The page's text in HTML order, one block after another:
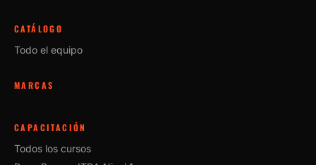
CATÁLOGO
Todo el equipo
MARCAS
CAPACITACIÓN
Todos los cursos